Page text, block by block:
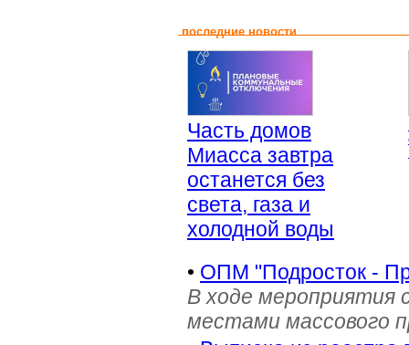
последние новости
Часть домов
Миасса завтра
останется без
света, газа и
холодной воды
• ОПМ "Подросток -
В ходе мероприятия
местами массового